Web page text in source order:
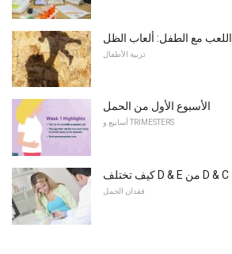
اللعب مع الطفل: ألعاب الظل
تربية الأطفال
الأسبوع الأول من الحمل
أسابيع و TRIMESTERS
كيف تختلف D & E من D & C
فقدان الحمل